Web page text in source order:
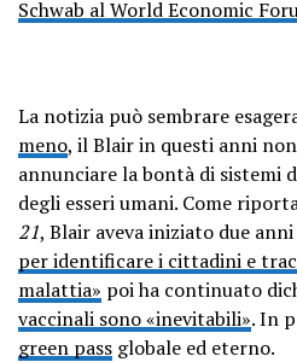
Schwab al World Economic
La notizia può sembrare
meno, il Blair in questi anni
annunciare la bontà di sistemi
degli esseri umani. Come
21, Blair aveva iniziato due
per identificare i cittadini e
malattia» poi ha continuato
vaccinali sono «inevitabili». In
green pass globale ed eterno.